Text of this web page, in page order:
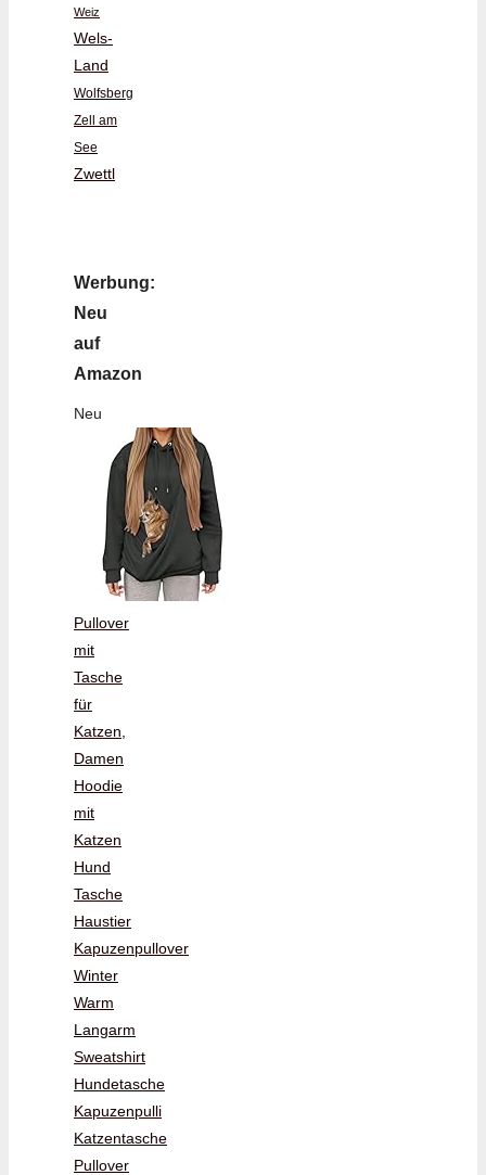
Weiz
Wels-
Land
Wolfsberg
Zell am
See
Zwettl
Werbung:
Neu
auf
Amazon
Neu
Pullover
mit
Tasche
für
Katzen,
Damen
Hoodie
mit
Katzen
Hund
Tasche
Haustier
Kapuzenpullover
Winter
Warm
Langarm
Sweatshirt
Hundetasche
Kapuzenpulli
Katzentasche
Pullover